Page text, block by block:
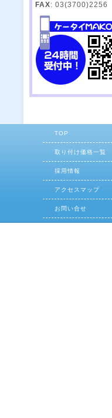
FAX: 03(3700)2256
TOP
取り付け価格一覧
採用情報
アクセスマップ
お問い合せ